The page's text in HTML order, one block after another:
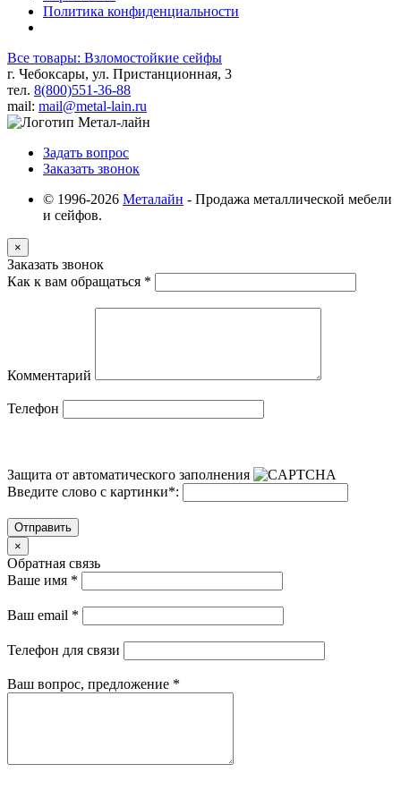
Политика конфиденциальности
Все товары: Взломостойкие сейфы
г. Чебоксары, ул. Пристанционная, 3
тел. 8(800)551-36-88
mail: mail@metal-lain.ru
Задать вопрос
Заказать звонок
© 1996-2026 Металайн - Продажа металлической мебели
и сейфов.
×
Заказать звонок
Как к вам обращаться *
Комментарий
Телефон
Защита от автоматического заполнения
Введите слово с картинки*:
Отправить
×
Обратная связь
Ваше имя *
Ваш email *
Телефон для связи
Ваш вопрос, предложение *